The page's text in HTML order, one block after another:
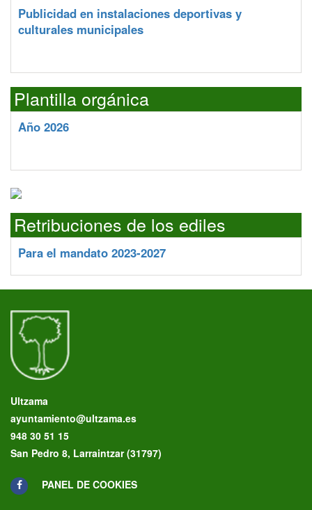
Publicidad en instalaciones deportivas y
culturales municipales
Plantilla orgánica
Año 2026
Retribuciones de los ediles
Para el mandato 2023-2027
Ultzama
ayuntamiento@ultzama.es
948 30 51 15
San Pedro 8, Larraintzar (31797)
PANEL DE COOKIES